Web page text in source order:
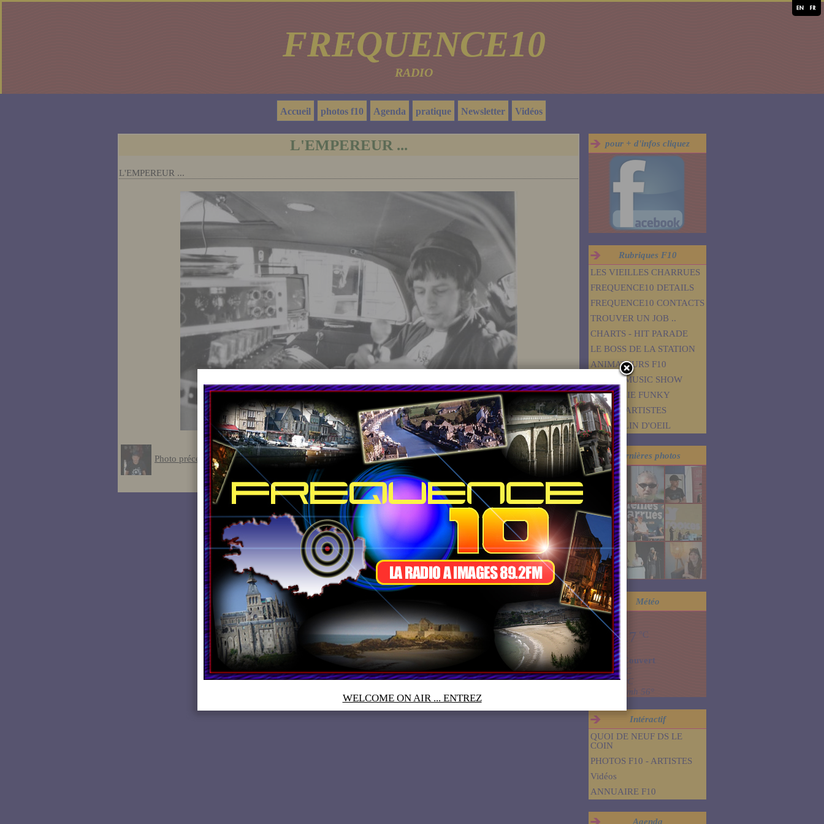
FREQUENCE10
RADIO
Accueil photos f10 Agenda pratique Newsletter Vidéos
pour + d'infos cliquez
Rubriques F10
LES VIEILLES CHARRUES
FREQUENCE10 DETAILS
FREQUENCE10 CONTACTS
TROUVER UN JOB ..
CHARTS - HIT PARADE
LE BOSS DE LA STATION
ANIMATEURS F10
ROSKO MUSIC SHOW
RAP FOLIE FUNKY
F10 ITV ARTISTES
PETIT CLIN D'OEIL
Dernières photos
Météo
Dinard
17 °C
Couvert
Min: 17 °C
Max: 17 °C
Vent: 22 kmh 56°
Intéractif
QUOI DE NEUF DS LE
COIN
PHOTOS F10 - ARTISTES
Vidéos
ANNUAIRE F10
Agenda
L'EMPEREUR ...
L'EMPEREUR ...
Photo précédente Retour Photo suivante
WELCOME ON AIR ... ENTREZ